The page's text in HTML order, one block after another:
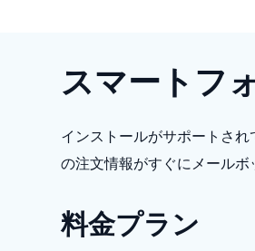
スマートフ
インストールがサポートさ
の注文情報がすぐにメールボ
料金プラン